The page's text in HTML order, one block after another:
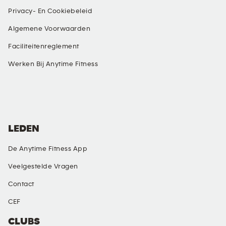
Privacy- En Cookiebeleid
Algemene Voorwaarden
Faciliteitenreglement
Werken Bij Anytime Fitness
CLUBS
LEDEN
De Anytime Fitness App
Veelgestelde Vragen
Contact
CEF